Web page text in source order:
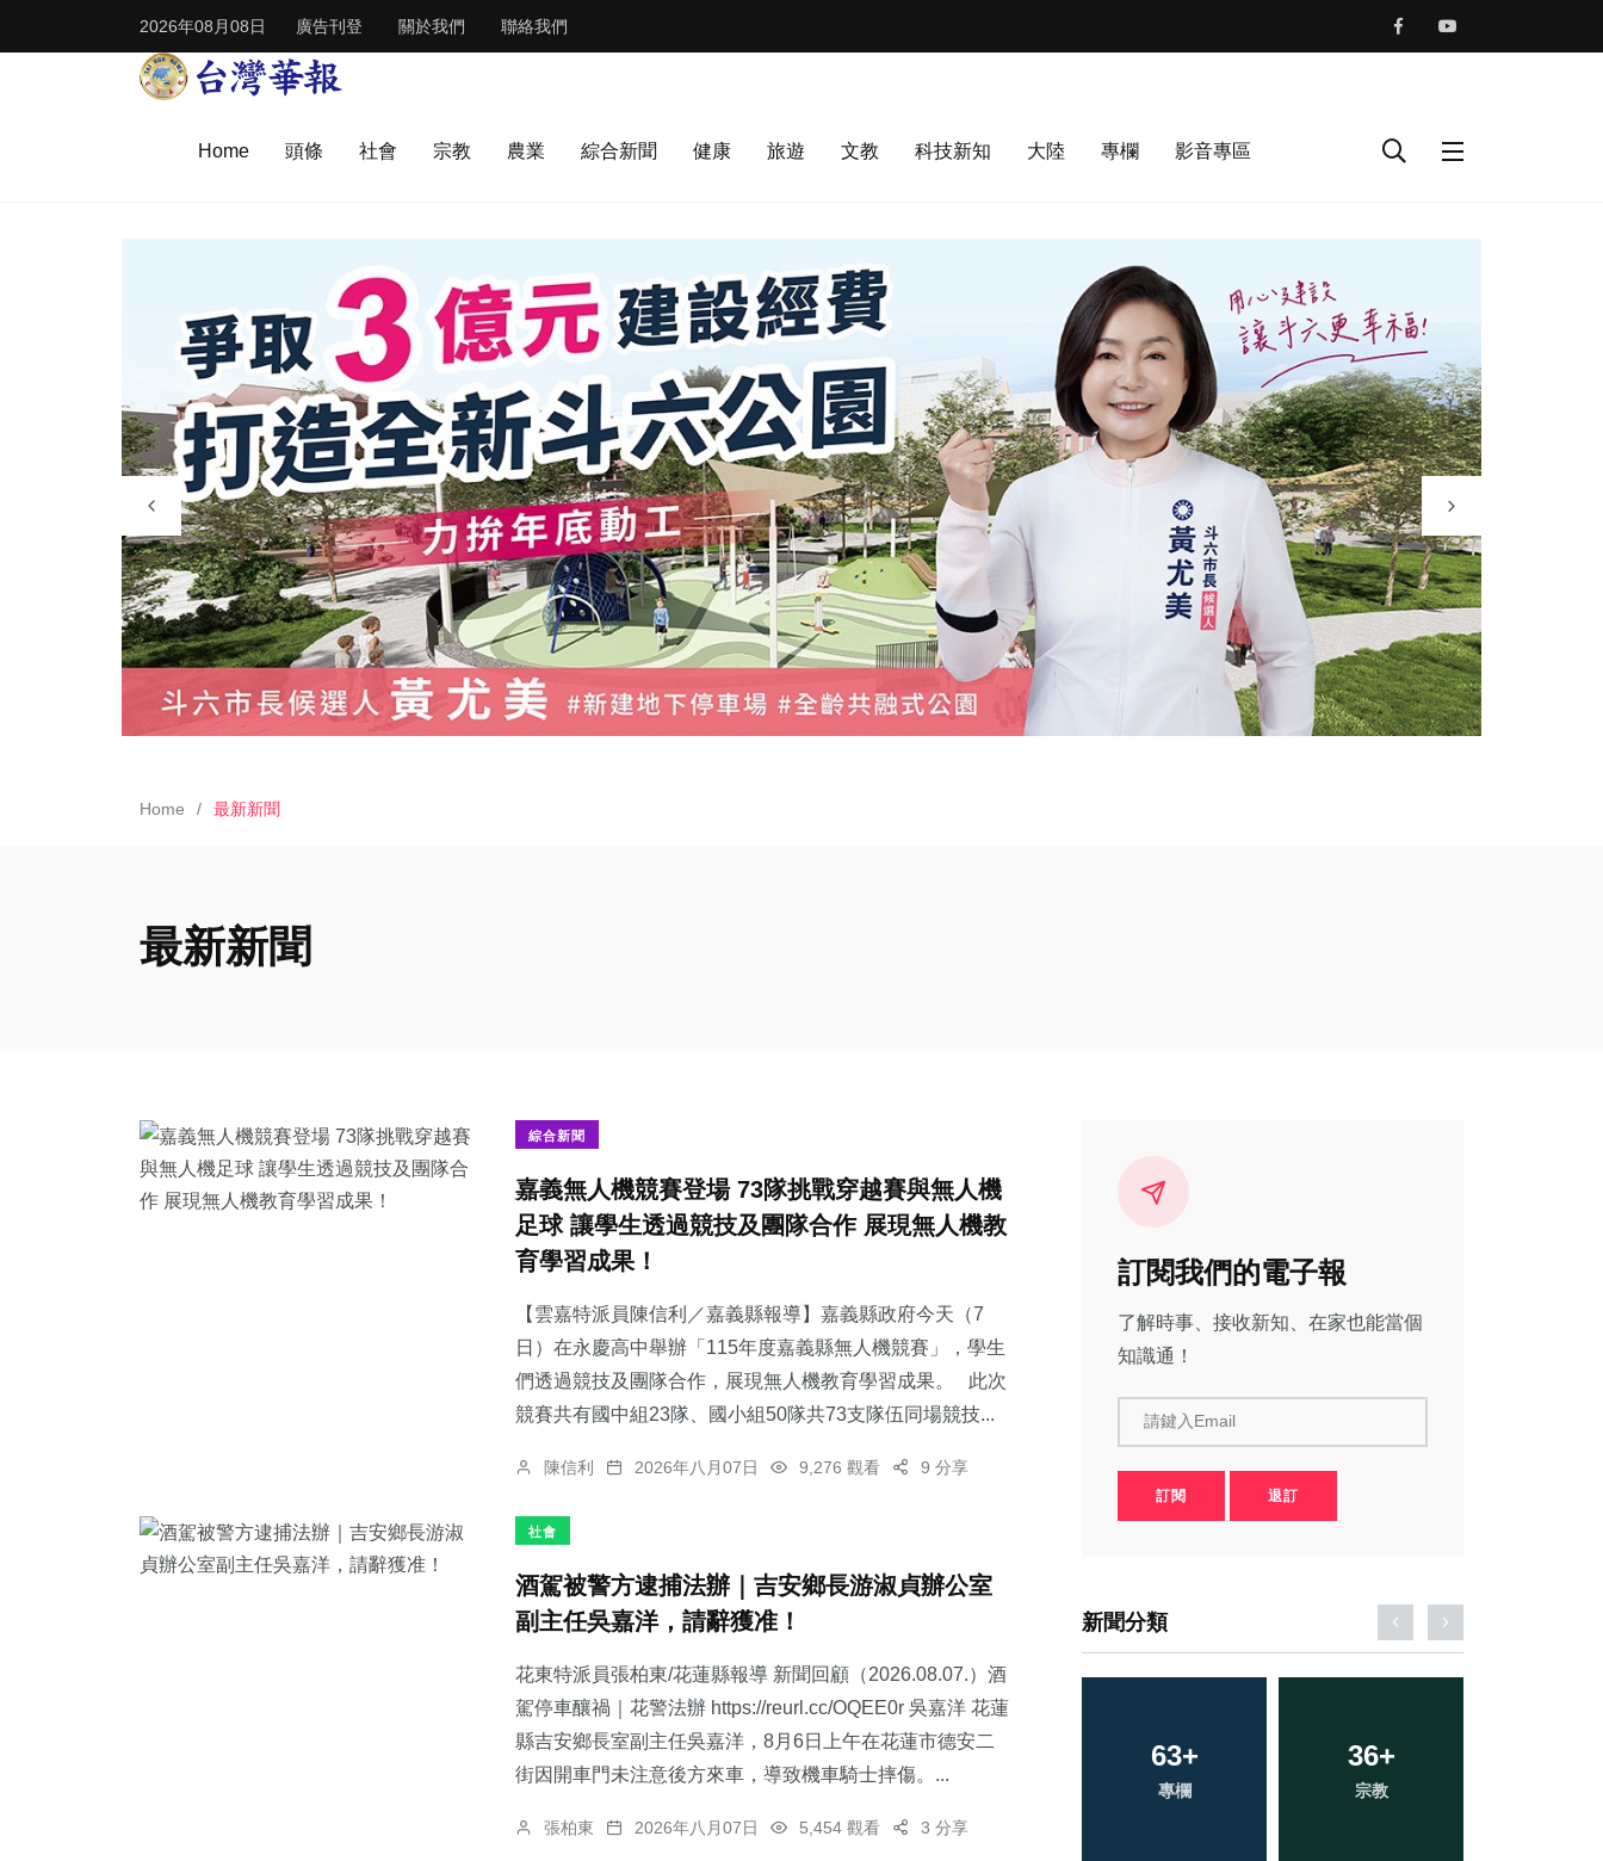
2026年08月08日 廣告刊登 關於我們 聯絡我們
Home 頭條 社會 宗教 農業 綜合新聞 健康 旅遊 文教 科技新知 大陸 專欄 影音專區
Home 最新新聞
最新新聞
綜合新聞
嘉義無人機競賽登場 73隊挑戰穿越賽與無人機
足球 讓學生透過競技及團隊合作 展現無人機教
育學習成果！
【雲嘉特派員陳信利／嘉義縣報導】嘉義縣政府今天（7
日）在永慶高中舉辦「115年度嘉義縣無人機競賽」，學生
們透過競技及團隊合作，展現無人機教育學習成果。 此次
競賽共有國中組23隊、國小組50隊共73支隊伍同場競技...
陳信利 2026年八月07日 9,276 觀看 9 分享
社會
酒駕被警方逮捕法辦｜吉安鄉長游淑貞辦公室
副主任吳嘉洋，請辭獲准！
花東特派員張柏東/花蓮縣報導 新聞回顧（2026.08.07.）酒
駕停車釀禍｜花警法辦 https://reurl.cc/OQEE0r 吳嘉洋 花蓮
縣吉安鄉長室副主任吳嘉洋，8月6日上午在花蓮市德安二
街因開車門未注意後方來車，導致機車騎士摔傷。...
張柏東 2026年八月07日 5,454 觀看 3 分享
訂閱我們的電子報
了解時事、接收新知、在家也能當個
知識通！
請鍵入Email
訂閱 退訂
新聞分類
389+ 63+ 36 114+
健康
40+
農業